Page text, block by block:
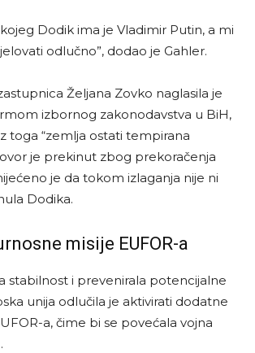
Dodik ima je Vladimir Putin, a mi
odlučno”, dodao je Gahler.
Željana Zovko naglasila je
izbornog zakonodavstva u BiH,
toga “zemlja ostati tempirana
je prekinut zbog prekoračenja
je da tokom izlaganja nije ni
Dodika.
misije EUFOR-a
stabilnost i prevenirala potencijalne
unija odlučila je aktivirati dodatne
a, čime bi se povećala vojna